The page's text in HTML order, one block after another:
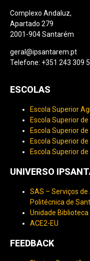
Complexo Andaluz,
Apartado 279
2001-904 Santarém
geral@ipsantarem.pt
Telefone: +351 243 309
ESCOLAS
Escola Superior
Escola Superior
Escola Superior
Escola Superior
Escola Superior
UNIVERSO
SAS – Serviços
Politécnica de
Unidade Biblioteca
ACE2-EU
FEEDBACK